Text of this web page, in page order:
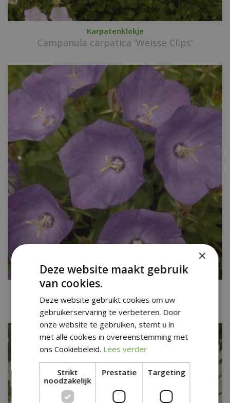
Karpatenklokje
Campanula carpatica 'Weisse Clips'
Karpatenklokje
Campanula carpatica 'Karpatenkrone'
×
Deze website maakt gebruik
van cookies.
Deze website gebruikt cookies om uw
gebruikerservaring te verbeteren. Door
onze website te gebruiken, stemt u in
met alle cookies in overeenstemming met
ons Cookiebeleid. Lees verder
Strikt
noodzakelijk
Prestatie Targeting